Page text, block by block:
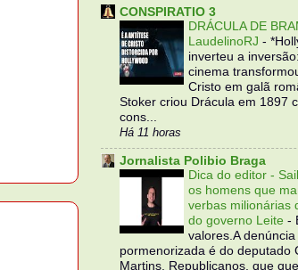
CONSPIRATIO 3
DRÁCULA DE
LaudelinoRJ -
inverteu a
cinema
Cristo em galã
Stoker criou Drácula em 1897
cons...
Há 11 horas
Jornalista Polibio Braga
Dica do editor -
os homens que
verbas milionárias
do governo Leite -
valores.A denúncia
pormenorizada é do deputado
Martins, Republicanos, que